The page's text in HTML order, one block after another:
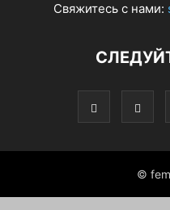
Свяжитесь с нами:
©